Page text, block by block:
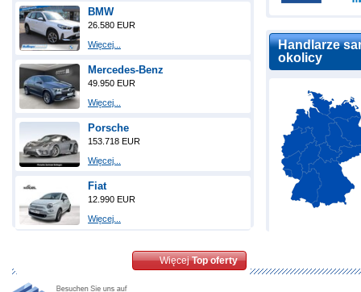
BMW
26.580 EUR
Więcej...
Mercedes-Benz
49.950 EUR
Więcej...
Porsche
153.718 EUR
Więcej...
Fiat
12.990 EUR
Więcej...
WięcejTop oferty
Handlarze
okolicy